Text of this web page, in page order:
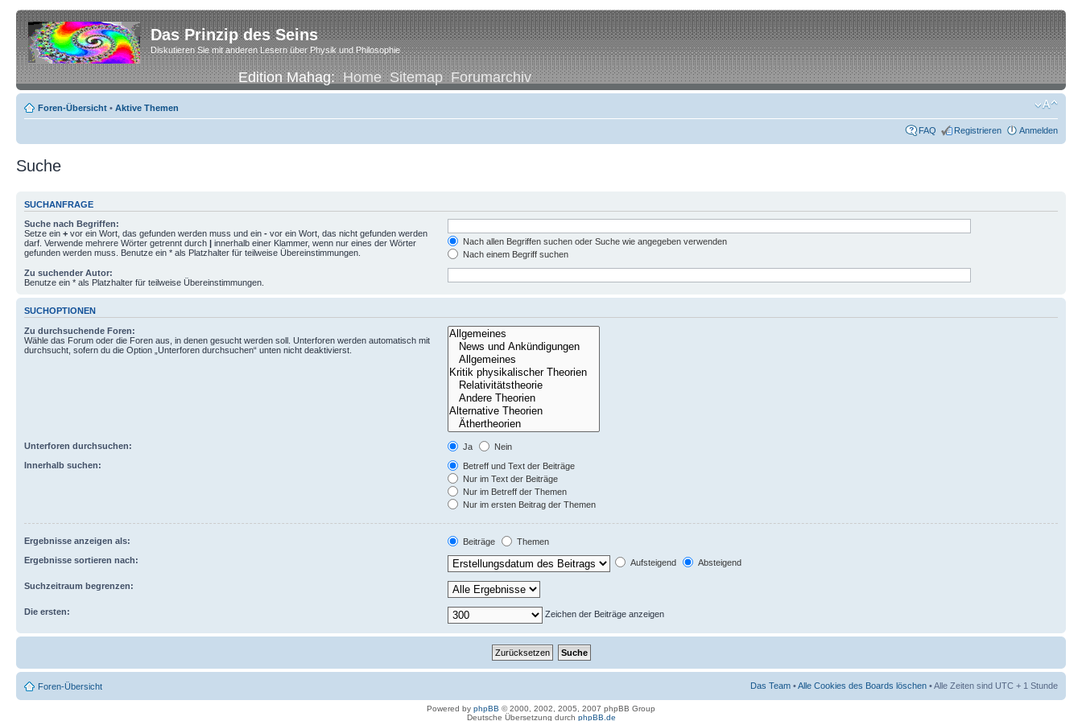
Das Prinzip des Seins
Diskutieren Sie mit anderen Lesern über Physik und Philosophie
Edition Mahag:Home Sitemap Forumarchiv
Foren-Übersicht • Aktive Themen
FAQ Registrieren Anmelden
Suche
SUCHANFRAGE
Suche nach Begriffen:
Setze ein + vor ein Wort, das gefunden werden muss und ein - vor ein Wort, das nicht gefunden werden
darf. Verwende mehrere Wörter getrennt durch | innerhalb einer Klammer, wenn nur eines der Wörter
gefunden werden muss. Benutze ein * als Platzhalter für teilweise Übereinstimmungen.
Nach allen Begriffen suchen oder Suche wie angegeben verwenden
Nach einem Begriff suchen
Zu suchender Autor:
Benutze ein * als Platzhalter für teilweise Übereinstimmungen.
SUCHOPTIONEN
Zu durchsuchende Foren:
Wähle das Forum oder die Foren aus, in denen gesucht werden soll. Unterforen werden automatisch mit
durchsucht, sofern du die Option „Unterforen durchsuchen“ unten nicht deaktivierst.
Unterforen durchsuchen: Ja
Nein
Innerhalb suchen:
Betreff und Text der Beiträge
Nur im Text der Beiträge
Nur im Betreff der Themen
Nur im ersten Beitrag der Themen
Ergebnisse anzeigen als: Beiträge
Themen
Ergebnisse sortieren nach:
Aufsteigend Absteigend
Suchzeitraum begrenzen:
Die ersten: Zeichen der Beiträge anzeigen
Foren-Übersicht Das Team •Alle Cookies des Boards löschen • Alle Zeiten sind UTC + 1 Stunde
Powered by phpBB © 2000, 2002, 2005, 2007 phpBB Group
Deutsche Übersetzung durch phpBB.de